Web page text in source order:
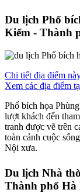
Du lịch Phố
Kiếm - Thành
Chi tiết địa điểm
Xem các địa điểm
Phố bích họa
lượt khách đến
tranh được vẽ trên
toàn cảnh cuộc
Nội xưa.
Du lịch Nhà
Thành phố Hà